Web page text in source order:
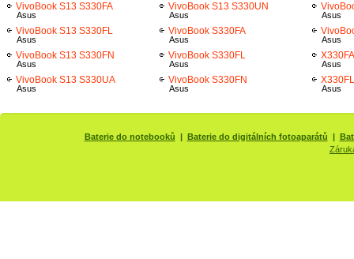
VivoBook S13 S330FA
Asus
VivoBook S13 S330FL
Asus
VivoBook S13 S330FN
Asus
VivoBook S13 S330UA
Asus
VivoBook S13 S330UN
Asus
VivoBook S330FA
Asus
VivoBook S330FL
Asus
VivoBook S330FN
Asus
Asus
Asus
X330FA
Asus
X330FL
Asus
Baterie do notebooků | Baterie do digitálních fotoaparátů |